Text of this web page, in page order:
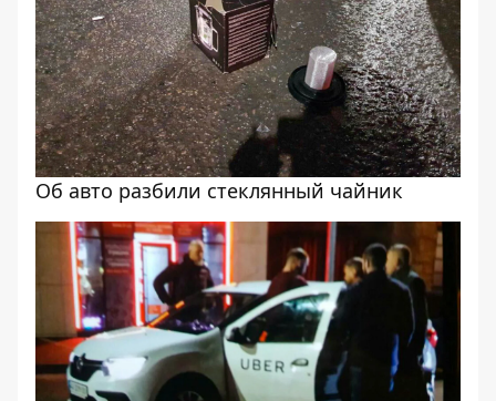
Об авто разбили стеклянный чайник